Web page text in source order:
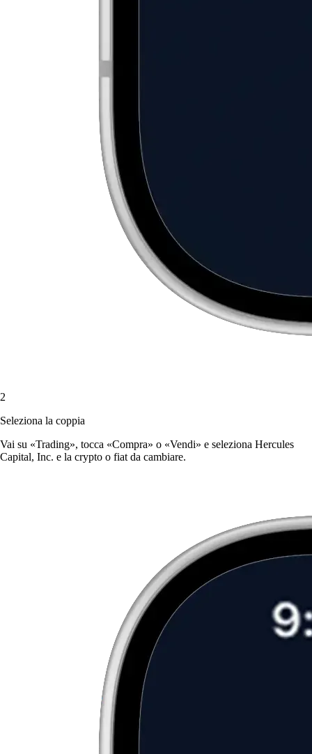
2
Seleziona la coppia
Vai su «Trading», tocca «Compra» o «Vendi» e seleziona Hercules
Capital, Inc. e la crypto o fiat da cambiare.